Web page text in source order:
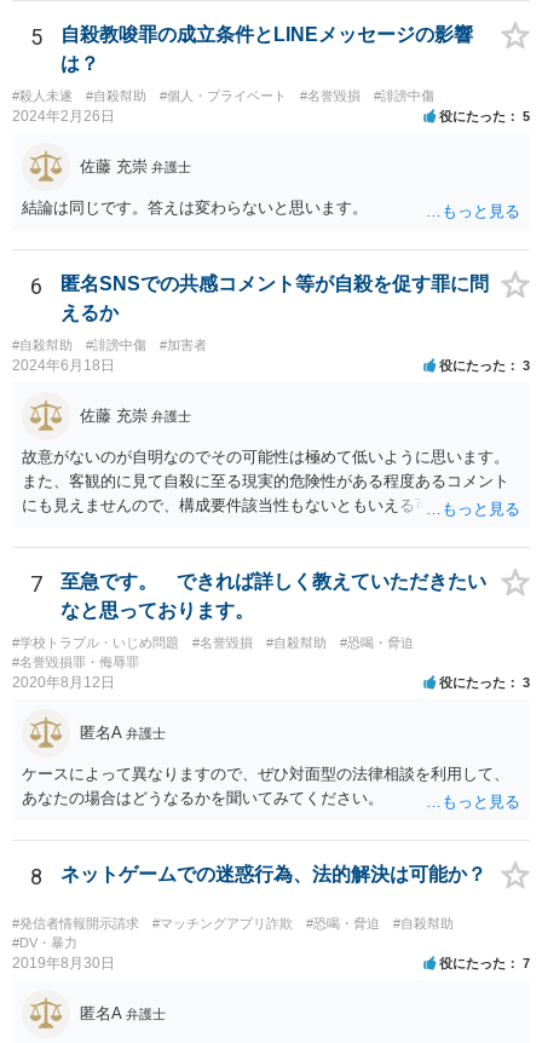
5
自殺教唆罪の成立条件とLINEメッセージの影響
は？
#殺人未遂 #自殺幇助 #個人・プライベート #名誉毀損 #誹謗中傷
2024年2月26日 役にたった 5
佐藤 充崇 弁護士
結論は同じです。答えは変わらないと思います。
6
匿名SNSでの共感コメント等が自殺を促す罪に問
えるか
#自殺幇助 #誹謗中傷 #加害者
2024年6月18日 役にたった 3
佐藤 充崇 弁護士
故意がないのが自明なのでその可能性は極めて低いように思います。
また、客観的に見て自殺に至る現実的危険性がある程度あるコメント
にも見えませんので、構成要件該当性もないともいえる可能性は高い
7
至急です。 できれば詳しく教えていただきたい
なと思っております。
#学校トラブル・いじめ問題 #名誉毀損 #自殺幇助
#恐喝・脅迫
#名誉毀損罪・侮辱罪
2020年8月12日 役にたった 3
匿名A 弁護士
ケースによって異なりますので、ぜひ対面型の法律相談を利用して、
あなたの場合はどうなるかを聞いてみてください。
8 ネットゲームでの迷惑行為、法的解決は可能か？
#発信者情報開示請求 #マッチングアプリ詐欺 #恐喝・脅迫
#自殺幇助
#DV・暴力
2019年8月30日 役にたった 7
匿名A 弁護士